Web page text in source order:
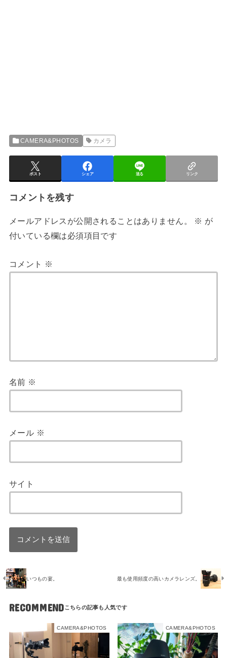
CAMERA&PHOTOS カメラ
ポスト シェア 送る リンク
コメントを残す
メールアドレスが公開されることはありません。 ※ が
付いている欄は必須項目です
コメント ※
名前 ※
メール ※
サイト
いつもの宴。 最も使用頻度の高いカメラレンズ。
RECOMMEND
CAMERA&PHOTOS CAMERA&PHOTOS